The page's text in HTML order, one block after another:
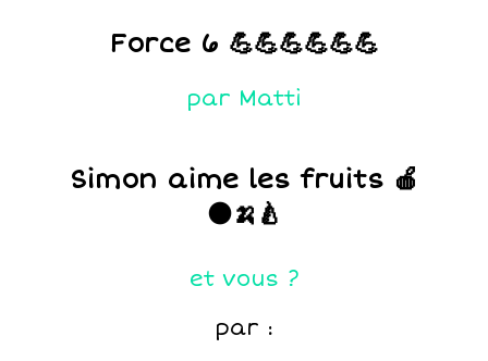
Force 6 💪💪💪💪💪💪
par Matti
Simon aime les fruits 🍎
🟠🍌🍐
et vous ?
par :